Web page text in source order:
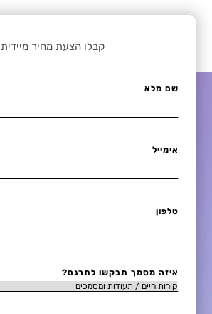
קבלו הצעת מחיר מיידית
שם מלא
אימייל
טלפון
איזה מסמך תבקשו לתרגם?